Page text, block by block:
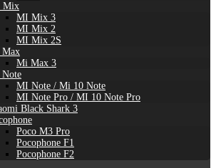
Mix
MI Mix 3
MI Mix 2
MI Mix 2S
Mi Max 3
MI Note / Mi 10 Note
MI Note Pro / MI 10 Note Pro
Black Shark 3
Poco M3 Pro
Pocophone F1
Pocophone F2